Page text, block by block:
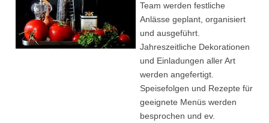
Team werden festliche
Anlässe geplant, organisiert
und ausgeführt.
Jahreszeitliche Dekorationen
und Einladungen aller Art
werden angefertigt.
Speisefolgen und Rezepte für
geeignete Menüs werden
besprochen und ev.